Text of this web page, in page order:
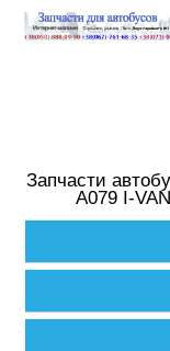
Запчасти
А079 I-